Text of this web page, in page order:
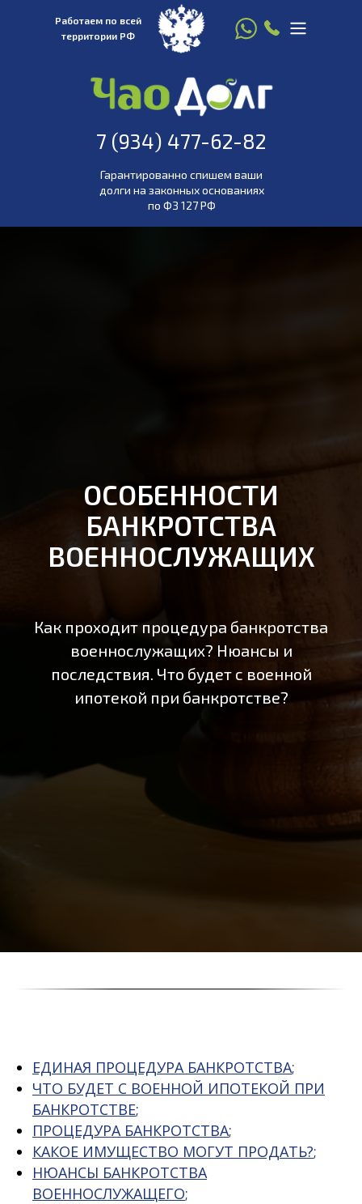
7 (934) 477-
62-82
8 916 780 22 77
Работаем по всей
территории РФ
Гарантированно спишем ваши
долги на законных основаниях
по ФЗ 127 РФ
7 (934) 477-62-82
ОСОБЕННОСТИ
БАНКРОТСТВА
ВОЕННОСЛУЖАЩИХ
Как проходит процедура банкротства
военнослужащих? Нюансы и
последствия. Что будет с военной
ипотекой при банкротстве?
ЕДИНАЯ ПРОЦЕДУРА БАНКРОТСТВА;
ЧТО БУДЕТ С ВОЕННОЙ ИПОТЕКОЙ ПРИ
БАНКРОТСТВЕ;
ПРОЦЕДУРА БАНКРОТСТВА;
КАКОЕ ИМУЩЕСТВО МОГУТ ПРОДАТЬ?;
НЮАНСЫ БАНКРОТСТВА
ВОЕННОСЛУЖАЩЕГО;